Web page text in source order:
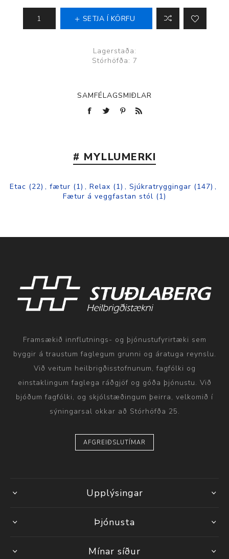
SETJA Í KÖRFU
Lagerstaða:
Stórhöfða: 7
SAMFÉLAGSMIÐLAR
# MYLLUMERKI
Etac (22) , fætur (1) , Relax (1) , Sjúkratryggingar (147) ,
Fætur á veggfastan stól (1)
Framsækið innflutnings- og þjónustufyrirtæki sem
byggir á traustum faglegum grunni og áratuga reynslu.
Við veitum heilbrigðisstofnunum, fagfólki og
einstaklingum faglega ráðgjöf og góða þjónustu. Við
bjóðum fagfólki, og skjólstæðingum þeirra, velkomið í
sýningarsal okkar að Stórhöfða 25.
AFGREIÐSLUTÍMAR
Upplýsingar
Þjónusta
Mínar síður